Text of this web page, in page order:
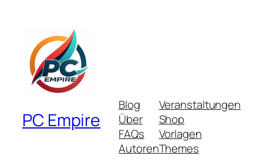
PC Empire
Blog
Über
FAQs
Autoren
Veranstaltungen
Shop
Vorlagen
Themes